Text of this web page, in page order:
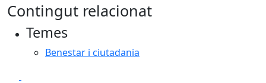
Contingut relacionat
Temes
Benestar i ciutadania